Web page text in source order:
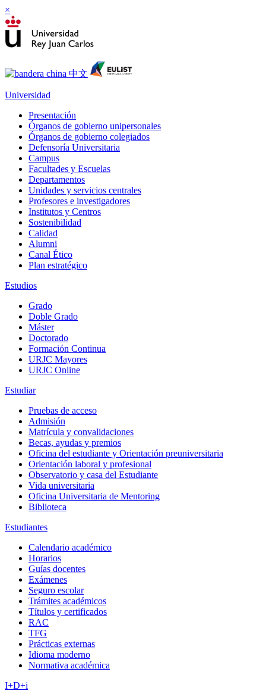
×
Universidad
Presentación
Órganos de gobierno unipersonales
Órganos de gobierno colegiados
Defensoría Universitaria
Campus
Facultades y Escuelas
Departamentos
Unidades y servicios centrales
Profesores e investigadores
Institutos y Centros
Sostenibilidad
Calidad
Alumni
Canal Ético
Plan estratégico
Estudios
Grado
Doble Grado
Máster
Doctorado
Formación Continua
URJC Mayores
URJC Online
Estudiar
Pruebas de acceso
Admisión
Matrícula y convalidaciones
Becas, ayudas y premios
Oficina del estudiante y Orientación preuniversitaria
Orientación laboral y profesional
Observatorio y casa del Estudiante
Vida universitaria
Oficina Universitaria de Mentoring
Biblioteca
Estudiantes
Calendario académico
Horarios
Guías docentes
Exámenes
Seguro escolar
Trámites académicos
Títulos y certificados
RAC
TFG
Prácticas externas
Idioma moderno
Normativa académica
I+D+i